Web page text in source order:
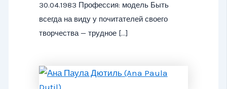
30.04.1983 Профессия: модель Быть
всегда на виду у почитателей своего
творчества — трудное […]